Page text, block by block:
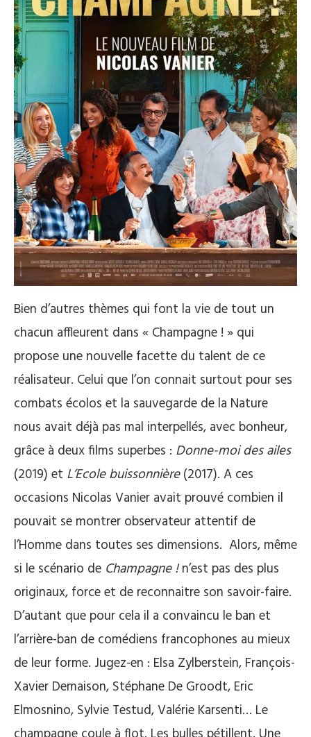
Bien d’autres thèmes qui font la vie de tout un
chacun affleurent dans « Champagne ! » qui
propose une nouvelle facette du talent de ce
réalisateur. Celui que l’on connait surtout pour ses
combats écolos et la sauvegarde de la Nature
nous avait déjà pas mal interpellés, avec bonheur,
grâce à deux films superbes : Donne-moi des ailes
(2019) et L’Ecole buissonnière(2017). A ces
occasions Nicolas Vanier avait prouvé combien il
pouvait se montrer observateur attentif de
l’Homme dans toutes ses dimensions. Alors, même
si le scénario de Champagne !n’est pas des plus
originaux, force et de reconnaitre son savoir-faire.
D’autant que pour cela il a convaincu le ban et
l’arrière-ban de comédiens francophones au mieux
de leur forme. Jugez-en : Elsa Zylberstein, François-
Xavier Demaison, Stéphane De Groodt, Eric
Elmosnino, Sylvie Testud, Valérie Karsenti… Le